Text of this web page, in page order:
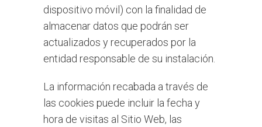
dispositivo móvil) con la finalidad de
almacenar datos que podrán ser
actualizados y recuperados por la
entidad responsable de su instalación.
La información recabada a través de
las cookies puede incluir la fecha y
hora de visitas al Sitio Web, las